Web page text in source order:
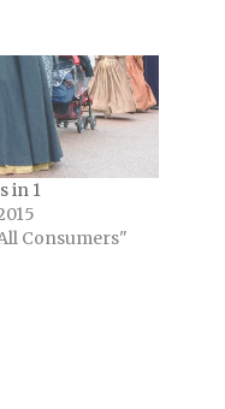
in 1
Consumers"